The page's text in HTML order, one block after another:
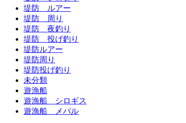
堤防 ルアー
堤防 周り
堤防 夜釣り
堤防 投げ釣り
堤防ルアー
堤防周り
堤防投げ釣り
未分類
遊漁船
遊漁船 シロギス
遊漁船 メバル